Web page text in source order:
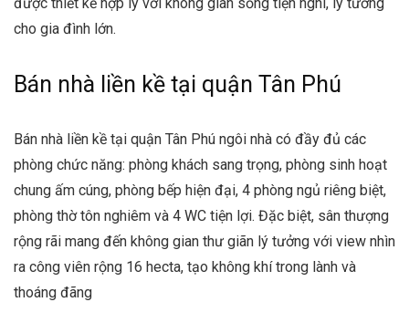
cho gia đình lớn.
Bán nhà liền kề tại quận Tân Phú
Bán nhà liền kề tại quận Tân Phú ngôi nhà có đầy đủ các
phòng chức năng: phòng khách sang trọng, phòng sinh hoạt
chung ấm cúng, phòng bếp hiện đại, 4 phòng ngủ riêng biệt,
phòng thờ tôn nghiêm và 4 WC tiện lợi. Đặc biệt, sân thượng
rộng rãi mang đến không gian thư giãn lý tưởng với view nhìn
ra công viên rộng 16 hecta, tạo không khí trong lành và
thoáng đãng